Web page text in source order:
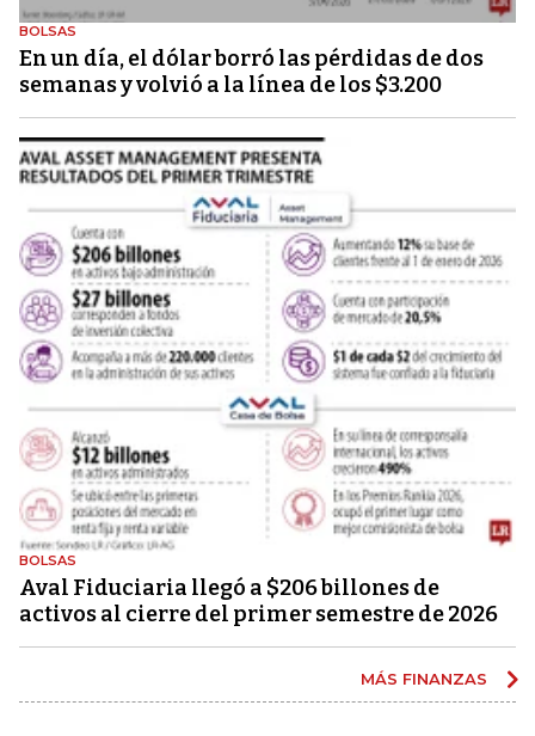
BOLSAS
En un día, el dólar borró las pérdidas de dos
semanas y volvió a la línea de los $3.200
BOLSAS
Aval Fiduciaria llegó a $206 billones de
activos al cierre del primer semestre de 2026
MÁS FINANZAS